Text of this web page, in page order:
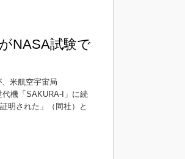
NASA試験で
米航空宇宙局
代機「SAKURA-I」に続
明された」（同社）と